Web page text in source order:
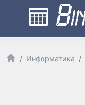
Информатика